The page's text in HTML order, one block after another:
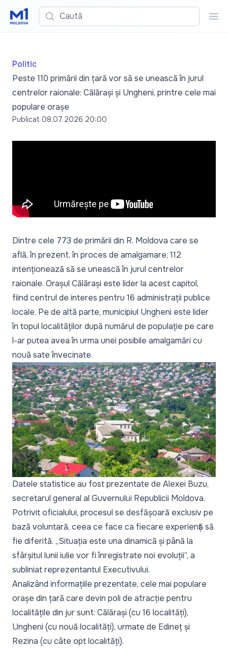
Caută
Politic
Peste 110 primării din țară vor să se unească în jurul
centrelor raionale: Călărași și Ungheni, printre cele mai
populare orașe
Publicat 08.07.2026 20:00
Dintre cele 773 de primării din R. Moldova care se
află, în prezent, în proces de amalgamare, 112
intenționează să se unească în jurul centrelor
raionale. Orașul Călărași este lider la acest capitol,
fiind centrul de interes pentru 16 administrații publice
locale. Pe de altă parte, municipiul Ungheni este lider
în topul localităților după numărul de populație pe care
l-ar putea avea în urma unei posibile amalgamări cu
nouă sate învecinate.
Datele statistice au fost prezentate de Alexei Buzu,
secretarul general al Guvernului Republicii Moldova.
Potrivit oficialului, procesul se desfășoară exclusiv pe
bază voluntară, ceea ce face ca fiecare experiență să
fie diferită. „Situația este una dinamică și până la
sfârșitul lunii iulie vor fi înregistrate noi evoluții”, a
subliniat reprezentantul Executivului.
Analizând informațiile prezentate, cele mai populare
orașe din țară care devin poli de atracție pentru
localitățile din jur sunt: Călărași (cu 16 localități),
Ungheni (cu nouă localități), urmate de Edineț și
Rezina (cu câte opt localități).